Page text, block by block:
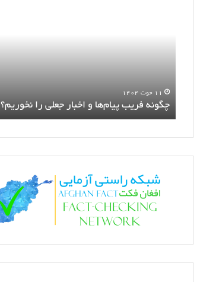
۱۱ حوت ۱۴۰۴
چگونه فریب پیام‌ها و اخبار جعلی را نخوریم؟